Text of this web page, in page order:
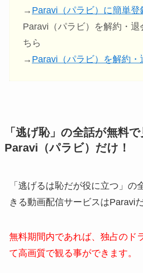
→ Paravi（パラビ）に簡単登
Paravi（パラビ）を解約・退
ちら
→ Paravi（パラビ）を解約・
「逃げ恥」の全話が無料
Paravi（パラビ）だけ！
「逃げるは恥だが役に立つ」の
きる動画配信サービスはParavi
無料期間内であれば、独占のド
て高画質で観る事ができます。